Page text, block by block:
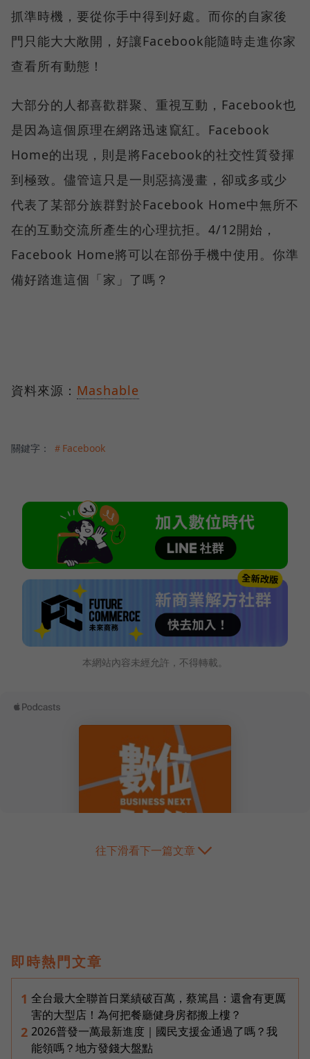
抓準時機，要從你手中得到好處。而你的自家後
門只能大大敞開，好讓Facebook能隨時走進你家
查看所有動態！
大部分的人都喜歡群聚、重視互動，Facebook也
是因為這個原理在網路迅速竄紅。Facebook
Home的出現，則是將Facebook的社交性質發揮
到極致。儘管這只是一則惡搞漫畫，卻或多或少
代表了某部分族群對於Facebook Home中無所不
在的互動交流所產生的心理抗拒。4/12開始，
Facebook Home將可以在部份手機中使用。你準
備好踏進這個「家」了嗎？
資料來源： Mashable
關鍵字： ＃Facebook
本網站內容未經允許，不得轉載。
往下滑看下一篇文章
即時熱門文章
1 全台最大全聯首日業績破百萬，蔡篤昌：還會有更厲
害的大型店！為何把餐廳健身房都搬上樓？
2 2026普發一萬最新進度｜國民支援金通過了嗎？我
能領嗎？地方發錢大盤點